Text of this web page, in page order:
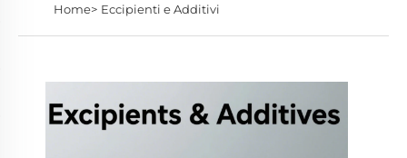
Home> Eccipienti e Additivi